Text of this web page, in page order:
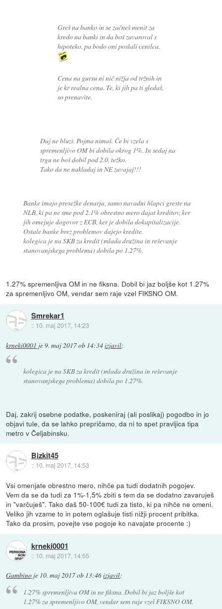
Greš na banko in se začneš menit za
kredo na banki in da boš zavaroval s
hipoteko, pa bodo oni poslali cenilca.
Cena na gursu ni nič nižja od tržnih in
je kr realna cena. Te, ki jih pa ti gledaš,
so prenavite.
Daj ne bluzi. Pojma nimaš. Če bi vzela s
spremenljivo OM bi dobila okrog 1%. In sedaj na
trgu ne boš dobil pod 2.0, težko.
Tako da ne nakladaj in NE zavajaj!!!
Banke imajo presežke denarja, samo navadni hlapci greste na
NLB, ki pa ne sme pod 2.1% obrestno mero dajat kreditov, ker
jih omejuje dogovor z ECB, ker je dobila dokapitalizacije.
Ostale banke brez problemov dajejo kredite.
kolegica je na SKB za kredit (mlada družina in reševanje
stanovanjskega problema) dobila po 1.27%.
1.27% spremenljiva OM in ne fiksna. Dobil bi jaz boljše kot 1.27%
za spremenljivo OM, vendar sem raje vzel FIKSNO OM.
Smrekar1
:: 10. maj 2017, 14:23
krneki0001 je9. maj 2017 ob 14:34izjavil:
kolegica je na SKB za kredit (mlada družina in reševanje
stanovanjskega problema) dobila po 1.27%.
Daj, zakrij osebne podatke, poskeniraj (ali poslikaj) pogodbo in jo
objavi tule, da se lahko prepričamo, da ni to spet pravljica tipa
metro v Čeljabinsku.
Bizkit45
:: 10. maj 2017, 14:53
Vsi omenjate obrestno mero, nihče pa tudi dodatnih pogojev.
Vem da se da tudi za 1%-1,5% zbiti s tem da se dodatno zavaruješ
in "varčuješ". Tako daš 50-100€ tudi za tisto, ki pa nihče ne omeni.
Veliko jih vzame to in potem oglašuje tisti nižji procent pribitka.
Tako da prosim, povejte vse pogoje ko navajate procente :)
krneki0001
:: 10. maj 2017, 14:55
Gambino je 10. maj 2017 ob 13:46izjavil:
1.27% spremenljiva OM in ne fiksna. Dobil bi jaz boljše kot
1.27% za spremenljivo OM, vendar sem raje vzel FIKSNO OM.